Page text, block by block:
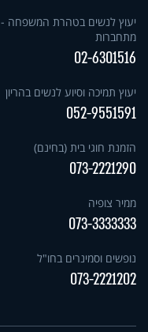
יעוץ לנשים בטהרת המשפחה -
מתחברות
02-6301516
יעוץ תמיכה וסיוע לנשים בהריון
052-9551591
הזמנת חוגי בית (בחינם)
073-2221290
ממיר צופיה
073-3333333
נופשים וסמינרים בחו"ל
073-2221202